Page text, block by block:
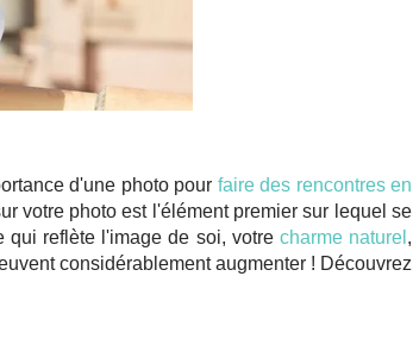
d'une photo pour faire des rencontres en
votre photo est l'élément premier sur lequel se
qui reflète l'image de soi, votre charme naturel ,
considérablement augmenter ! Découvrez